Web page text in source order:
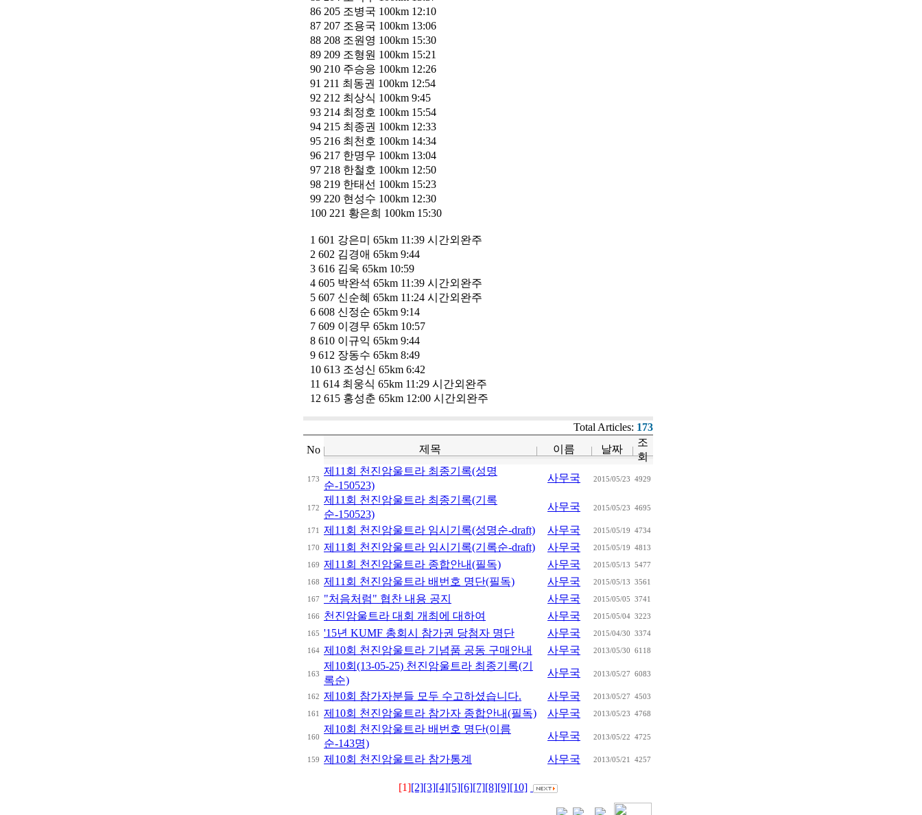
86 205 조병국 100km 12:10
87 207 조용국 100km 13:06
88 208 조원영 100km 15:30
89 209 조형원 100km 15:21
90 210 주승응 100km 12:26
91 211 최동권 100km 12:54
92 212 최상식 100km 9:45
93 214 최정호 100km 15:54
94 215 최종권 100km 12:33
95 216 최천호 100km 14:34
96 217 한명우 100km 13:04
97 218 한철호 100km 12:50
98 219 한태선 100km 15:23
99 220 현성수 100km 12:30
100 221 황은희 100km 15:30
1 601 강은미 65km 11:39 시간외완주
2 602 김경애 65km 9:44
3 616 김욱 65km 10:59
4 605 박완석 65km 11:39 시간외완주
5 607 신순혜 65km 11:24 시간외완주
6 608 신정순 65km 9:14
7 609 이경무 65km 10:57
8 610 이규익 65km 9:44
9 612 장동수 65km 8:49
10 613 조성신 65km 6:42
11 614 최웅식 65km 11:29 시간외완주
12 615 홍성춘 65km 12:00 시간외완주
Total Articles: 173
No
제목 이름 날짜
조
회
173
제11회 천진암울트라 최종기록(성명
순-150523)
사무국 2015/05/23 4929
172
제11회 천진암울트라 최종기록(기록
순-150523)
사무국 2015/05/23 4695
171 제11회 천진암울트라 임시기록(성명순-draft) 사무국 2015/05/19 4734
170 제11회 천진암울트라 임시기록(기록순-draft) 사무국 2015/05/19 4813
169 제11회 천진암울트라 종합안내(필독) 사무국 2015/05/13 5477
168 제11회 천진암울트라 배번호 명단(필독) 사무국 2015/05/13 3561
167 "처음처럼" 협찬 내용 공지 사무국 2015/05/05 3741
166 천진암울트라 대회 개최에 대하여 사무국 2015/05/04 3223
165 '15년 KUMF 총회시 참가권 당첨자 명단 사무국 2015/04/30 3374
164 제10회 천진암울트라 기념품 공동 구매안내 사무국 2013/05/30 6118
163
제10회(13-05-25) 천진암울트라 최종기록(기
록순)
사무국 2013/05/27 6083
162 제10회 참가자분들 모두 수고하셨습니다. 사무국 2013/05/27 4503
161 제10회 천진암울트라 참가자 종합안내(필독) 사무국 2013/05/23 4768
160
제10회 천진암울트라 배번호 명단(이름
순-143명)
사무국 2013/05/22 4725
159 제10회 천진암울트라 참가통계 사무국 2013/05/21 4257
[1][2][3][4][5][6][7][8][9][10]